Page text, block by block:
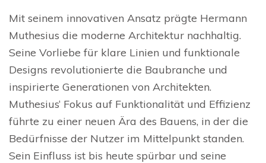
Mit seinem innovativen Ansatz prägte Hermann
Muthesius die moderne Architektur nachhaltig.
Seine Vorliebe für klare Linien und funktionale
Designs revolutionierte die Baubranche und
inspirierte Generationen von Architekten.
Muthesius‘ Fokus auf Funktionalität und Effizienz
führte zu einer neuen Ära des Bauens, in der die
Bedürfnisse der Nutzer im Mittelpunkt standen.
Sein Einfluss ist bis heute spürbar und seine